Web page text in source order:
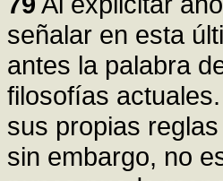
señalar en esta
antes la palabra
filosofías
sus propias
sin embargo, no